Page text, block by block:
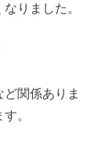
りました。
関係ありま
。